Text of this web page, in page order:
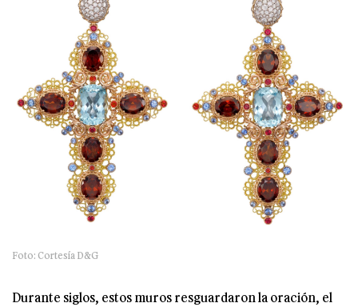
Foto: Cortesía D&G
Durante siglos, estos muros resguardaron la oración, el